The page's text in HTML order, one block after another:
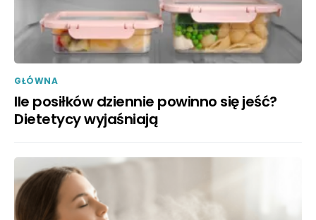
GŁÓWNA
Ile posiłków dziennie powinno się jeść?
Dietetycy wyjaśniają